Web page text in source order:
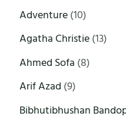
Adventure(10)
Agatha Christie(13)
Ahmed Sofa (8)
Arif Azad (9)
Bibhutibhushan